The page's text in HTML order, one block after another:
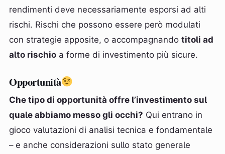
rendimenti deve necessariamente esporsi ad alti
rischi. Rischi che possono essere però modulati
con strategie apposite, o accompagnando titoli ad
alto rischio a forme di investimento più sicure.
Opportunità
Che tipo di opportunità offre l’investimento sul
quale abbiamo messo gli occhi? Qui entrano in
gioco valutazioni di analisi tecnica e fondamentale
– e anche considerazioni sullo stato generale